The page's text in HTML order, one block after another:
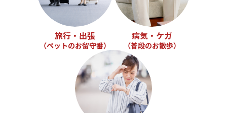
旅行・出張
（ペットのお留守番）
病気・ケガ
（普段のお散歩）